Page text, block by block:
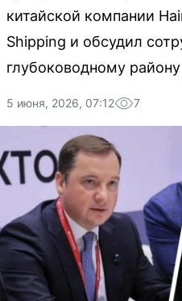
китайской компании
Shipping и обсудил
глубоководному району
5 июня, 2026, 07:12 7